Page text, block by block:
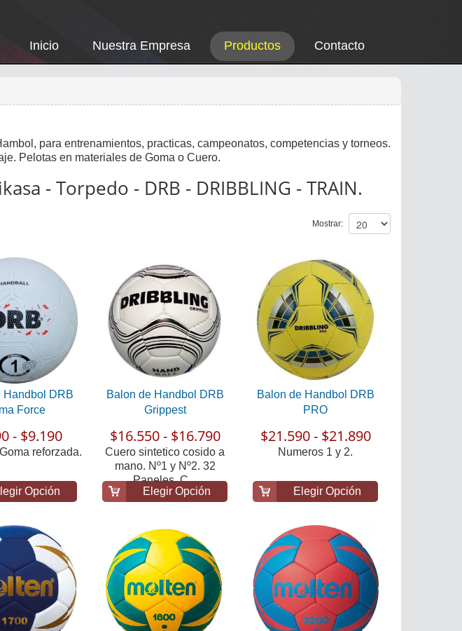
Inicio Nuestra Empresa Productos Contacto
para entrenamientos, practicas, campeonatos, competencias y torneos.
Pelotas en materiales de Goma o Cuero.
- Torpedo - DRB - DRIBBLING - TRAIN.
Mostrar:
Handbol DRB
Force
- $9.190
reforzada.
Opción
Balon de Handbol DRB
Grippest
$16.550 - $16.790
Cuero sintetico cosido a
mano. Nº1 y Nº2. 32
Paneles. C...
Elegir Opción
Balon de Handbol DRB
PRO
$21.590 - $21.890
Numeros 1 y 2.
Elegir Opción